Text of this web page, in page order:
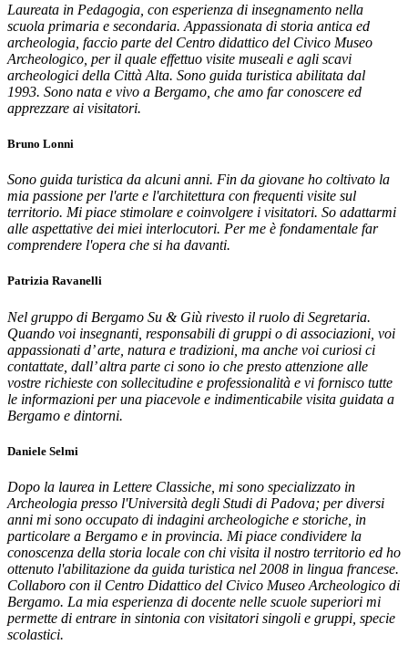
Laureata in Pedagogia, con esperienza di insegnamento nella
scuola primaria e secondaria. Appassionata di storia antica ed
archeologia, faccio parte del Centro didattico del Civico Museo
Archeologico, per il quale effettuo visite museali e agli scavi
archeologici della Città Alta. Sono guida turistica abilitata dal
1993. Sono nata e vivo a Bergamo, che amo far conoscere ed
apprezzare ai visitatori.
Bruno Lonni
Sono guida turistica da alcuni anni. Fin da giovane ho coltivato la
mia passione per l'arte e l'architettura con frequenti visite sul
territorio. Mi piace stimolare e coinvolgere i visitatori. So adattarmi
alle aspettative dei miei interlocutori. Per me è fondamentale far
comprendere l'opera che si ha davanti.
Patrizia Ravanelli
Nel gruppo di Bergamo Su & Giù rivesto il ruolo di Segretaria.
Quando voi insegnanti, responsabili di gruppi o di associazioni, voi
appassionati d’ arte, natura e tradizioni, ma anche voi curiosi ci
contattate, dall’ altra parte ci sono io che presto attenzione alle
vostre richieste con sollecitudine e professionalità e vi fornisco tutte
le informazioni per una piacevole e indimenticabile visita guidata a
Bergamo e dintorni.
Daniele Selmi
Dopo la laurea in Lettere Classiche, mi sono specializzato in
Archeologia presso l'Università degli Studi di Padova; per diversi
anni mi sono occupato di indagini archeologiche e storiche, in
particolare a Bergamo e in provincia. Mi piace condividere la
conoscenza della storia locale con chi visita il nostro territorio ed ho
ottenuto l'abilitazione da guida turistica nel 2008 in lingua francese.
Collaboro con il Centro Didattico del Civico Museo Archeologico di
Bergamo. La mia esperienza di docente nelle scuole superiori mi
permette di entrare in sintonia con visitatori singoli e gruppi, specie
scolastici.